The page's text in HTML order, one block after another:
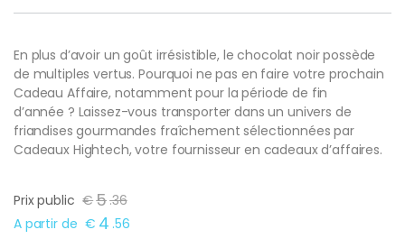
En plus d’avoir un goût irrésistible, le chocolat noir possède
de multiples vertus. Pourquoi ne pas en faire votre prochain
Cadeau Affaire, notamment pour la période de fin
d’année ? Laissez-vous transporter dans un univers de
friandises gourmandes fraîchement sélectionnées par
Cadeaux Hightech, votre fournisseur en cadeaux d’affaires.
Prix public €5.36
A partir de € 4 .56